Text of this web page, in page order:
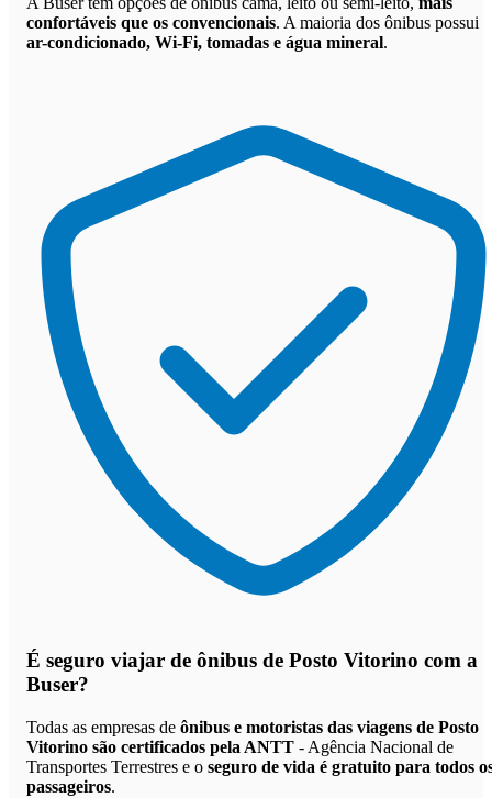
confortáveis que os convencionais. A maioria dos ônibus possui
ar-condicionado, Wi-Fi, tomadas e água mineral.
É seguro viajar de ônibus de Posto Vitorino com a
Buser?
Todas as empresas de ônibus e motoristas das viagens de Posto
Vitorino são certificados pela ANTT - Agência Nacional de
Transportes Terrestres e o seguro de vida é gratuito para todos
passageiros.